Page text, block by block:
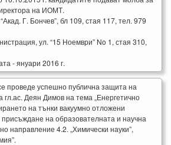
на ИОМТ.
Г. Бончев”, бл 109, стая 117, тел. 979
ул. “15 Ноември” No 1, стая 310,
- януари 2016 г.
проведе успешно публична защита на
гл.ас. Деян Димов на тема „Енергетично
на тънки вакуумно отложени
на образователната и научна
направление 4.2. „Химически науки”,